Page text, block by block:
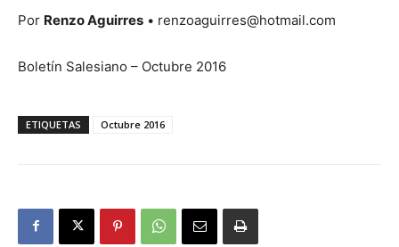
Por Renzo Aguirres • renzoaguirres@hotmail.com
Boletín Salesiano – Octubre 2016
ETIQUETAS Octubre 2016